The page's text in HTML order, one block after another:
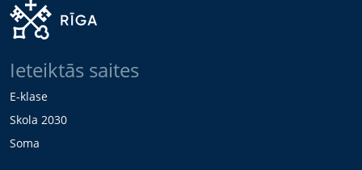
Ieteiktās saites
E-klase
Skola 2030
Soma